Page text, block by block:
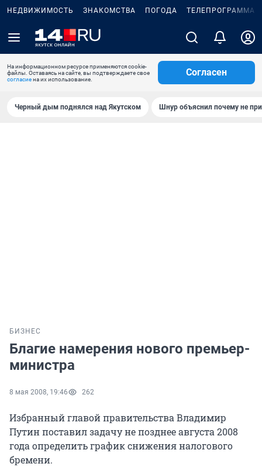
НЕДВИЖИМОСТЬ ЗНАКОМСТВА ПОГОДА ТЕЛЕПРОГРАММА
На информационном ресурсе применяются cookie-
файлы. Оставаясь на сайте, вы подтверждаете свое
согласиена их использование.
Согласен
Черный дым поднялся над Якутском Шнур объяснил почему не
БИЗНЕС
Благие намерения нового премьер-
министра
8 мая 2008, 19:46 262
Избранный главой правительства Владимир
Путин поставил задачу не позднее августа 2008
года определить график снижения налогового
бремени.